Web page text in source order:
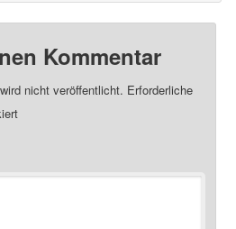
Kommentar
nicht veröffentlicht. Erforderliche